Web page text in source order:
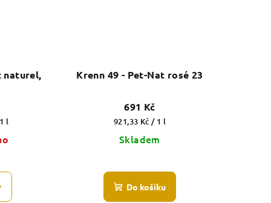
naturel,
l
Krenn 49 - Pet-Nat rosé 23
691 Kč
Měrná
cena:
921,33 Kč / 1 l
Skladem
Do košíku